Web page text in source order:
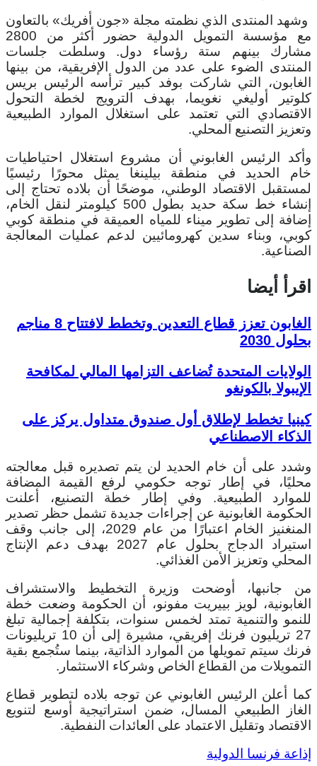
وشهد المنتدى الذي نظمته مجلة «جون أفريك» بالتعاون
مع مؤسسة التمويل الدولية حضور أكثر من 2800
مشارك بينهم ستة رؤساء دول. وسلطت جلسات
المنتدى الضوء على عدد من الدول الإفريقية، من بينها
الغابون، التي شاركت بوفد كبير ترأسه الرئيس بريس
كلوتير أوليغي نغويما، بهدف الترويج لخطة التحول
الاقتصادي التي تعتمد على استغلال الموارد الطبيعية
وتعزيز التصنيع المحلي.
وأكد الرئيس الغابوني أن مشروع استغلال احتياطيات
خام الحديد في منطقة بيلينغا يمثل محورًا رئيسيًا
لمستقبل الاقتصاد الوطني، موضحًا أن بلاده تحتاج إلى
إنشاء خط سكة حديد بطول 500 كيلومتر لنقل الخام،
إضافة إلى تطوير ميناء للمياه العميقة في منطقة كوبي
كوبي، وبناء سدين كهرومائيين لدعم عمليات المعالجة
الصناعية.
اقرأ أيضا
الغابون تعزز قطاع التعدين وتخطط لافتتاح 8 مناجم
بحلول 2030
الولايات المتحدة تُضاعف التزامها المالي لمكافحة
الإيبولا بالكونغو
كينيا تخطط لإطلاق أول صندوق متداول يركز على
الذكاء الاصطناعي
وشدد على أن خام الحديد لن يتم تصديره قبل معالجته
محليًا، في إطار توجه حكومي لرفع القيمة المضافة
للموارد الطبيعية. وفي إطار خطة التصنيع، أعلنت
الحكومة الغابونية عن إجراءات جديدة تشمل حظر تصدير
المنغنيز الخام اعتبارًا من عام 2029، إلى جانب وقف
استيراد الدجاج بحلول عام 2027 بهدف دعم الإنتاج
المحلي وتعزيز الأمن الغذائي.
من جانبها، أوضحت وزيرة التخطيط والاستشراف
الغابونية، لويز بييريت مفونو، أن الحكومة وضعت خطة
للنمو والتنمية تمتد لخمس سنوات، بتكلفة إجمالية تبلغ
27 تريليون فرنك إفريقي، مشيرة إلى أن 10 تريليونات
فرنك سيتم تمويلها من الموارد الذاتية، بينما ستُجمع بقية
التمويلات من القطاع الخاص وشركاء الاستثمار.
كما أعلن الرئيس الغابوني عن توجه بلاده لتطوير قطاع
الغاز الطبيعي المسال، ضمن استراتيجية أوسع لتنويع
الاقتصاد وتقليل الاعتماد على العائدات النفطية.
إذاعة فرنسا الدولية